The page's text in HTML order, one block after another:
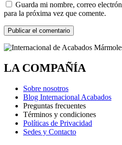
Guarda mi nombre, correo
para la próxima vez que comente.
LA COMPAÑÍA
Sobre nosotros
Blog Internacional Acabados
Preguntas frecuentes
Términos y condiciones
Políticas de Privacidad
Sedes y Contacto